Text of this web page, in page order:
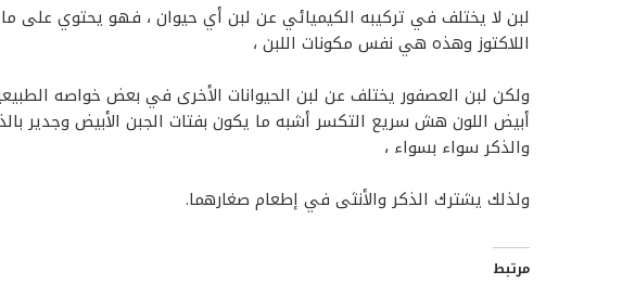
لبن لا يختلف في تركيبه الكيميائي عن لبن أي حيوان ، فهو يحتوي على
اللاكتوز وهذه هي نفس مكونات اللبن ،
ولكن لبن العصفور يختلف عن لبن الحيوانات الأخرى في بعض خواصه
أبيض اللون هش سريع التكسر أشبه ما يكون بفتات الجبن الأبيض وجدير
والذكر سواء بسواء ،
ولذلك يشترك الذكر والأنثى في إطعام صغارهما.
مرتبط